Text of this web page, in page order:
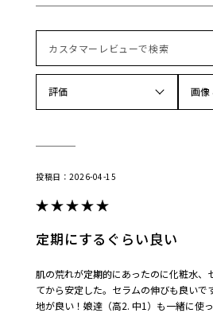
評価 画像
2026-04-15
定期にするぐらい良い
肌の荒れが定期的にあったのに化粧水、
てから安定した。セラムの伸びも良いで
地が良い！娘達（高2. 中1）も一緒に使